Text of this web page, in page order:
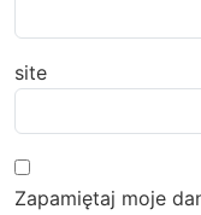
site
Zapamiętaj moje